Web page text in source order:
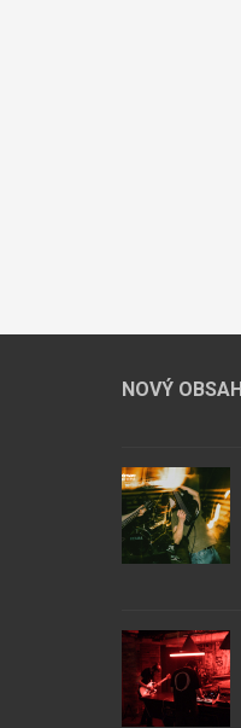
NOVÝ OBSAH